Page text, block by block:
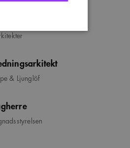
& Ljunglöf
användas ordentligt
ihåg
Script.com